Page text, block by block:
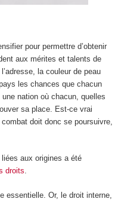
pour permettre d’obtenir
aux mérites et talents de
la couleur de peau
les chances que chacun
nation où chacun, quelles
sa place. Est-ce vrai
doit donc se poursuivre,
liées aux origines a été
droits.
essentielle. Or, le droit interne,